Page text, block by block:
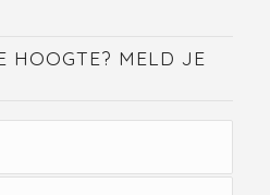
HOOGTE? MELD JE